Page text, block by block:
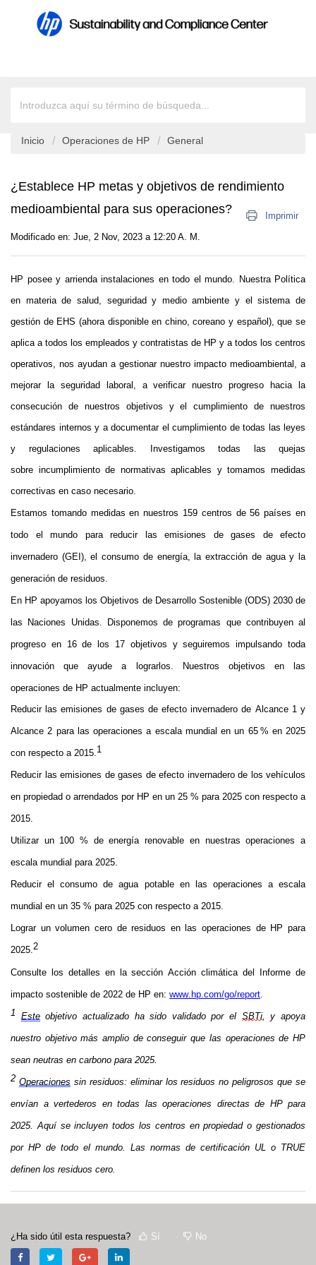
Inicio Operaciones de HP General
¿Establece HP metas y objetivos de rendimiento
medioambiental para sus operaciones?
Imprimir
Modificado en: Jue, 2 Nov, 2023 a 12:20 A. M.
HP posee y arrienda instalaciones en todo el mundo. Nuestra Política
en materia de salud, seguridad y medio ambiente y el sistema de
gestión de EHS (ahora disponible en chino, coreano y español), que se
aplica a todos los empleados y contratistas de HP y a todos los centros
operativos, nos ayudan a gestionar nuestro impacto medioambiental, a
mejorar la seguridad laboral, a verificar nuestro progreso hacia la
consecución de nuestros objetivos y el cumplimiento de nuestros
estándares internos y a documentar el cumplimiento de todas las leyes
y regulaciones aplicables. Investigamos todas las quejas
sobre incumplimiento de normativas aplicables y tomamos medidas
correctivas en caso necesario.
Estamos tomando medidas en nuestros 159 centros de 56 países en
todo el mundo para reducir las emisiones de gases de efecto
invernadero (GEI), el consumo de energía, la extracción de agua y la
generación de residuos.
En HP apoyamos los Objetivos de Desarrollo Sostenible (ODS) 2030 de
las Naciones Unidas. Disponemos de programas que contribuyen al
progreso en 16 de los 17 objetivos y seguiremos impulsando toda
innovación que ayude a lograrlos. Nuestros objetivos en las
operaciones de HP actualmente incluyen:
Reducir las emisiones de gases de efecto invernadero de Alcance 1 y
Alcance 2 para las operaciones a escala mundial en un 65 % en 2025
con respecto a 2015.1
Reducir las emisiones de gases de efecto invernadero de los vehículos
en propiedad o arrendados por HP en un 25 % para 2025 con respecto a
2015.
Utilizar un 100 % de energía renovable en nuestras operaciones a
escala mundial para 2025.
Reducir el consumo de agua potable en las operaciones a escala
mundial en un 35 % para 2025 con respecto a 2015.
Lograr un volumen cero de residuos en las operaciones de HP para
2025.2
Consulte los detalles en la sección Acción climática del Informe de
impacto sostenible de 2022 de HP en: www.hp.com/go/report.
1 Este objetivo actualizado ha sido validado por el SBTi, y apoya
nuestro objetivo más amplio de conseguir que las operaciones de HP
sean neutras en carbono para 2025.
2 Operaciones sin residuos: eliminar los residuos no peligrosos que se
envían a vertederos en todas las operaciones directas de HP para
2025. Aquí se incluyen todos los centros en propiedad o gestionados
por HP de todo el mundo. Las normas de certificación UL o TRUE
definen los residuos cero.
¿Ha sido útil esta respuesta? Sí No